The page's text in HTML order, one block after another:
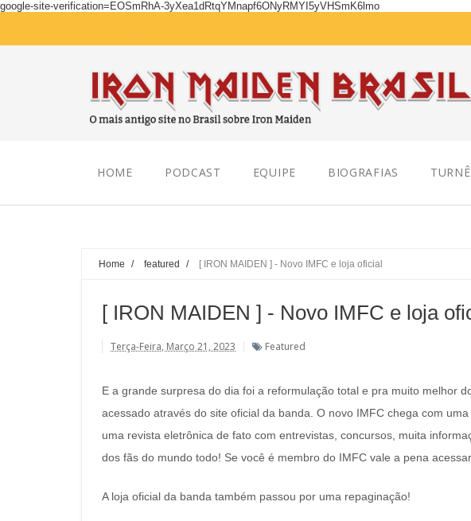
google-site-verification=EOSmRhA-3yXea1dRtqYMnapf6ONyRMYI5yVHSmK6lmo
HOME PODCAST EQUIPE BIOGRAFIAS TURNÊ
Home / featured / [ IRON MAIDEN ] - Novo IMFC e loja oficial
[ IRON MAIDEN ] - Novo IMFC e loja
Terça-Feira, Março 21, 2023 Featured
E a grande surpresa do dia foi a reformulação total e pra muito melhor
acessado através do site oficial da banda. O novo IMFC chega com
uma revista eletrônica de fato com entrevistas, concursos, muita
dos fãs do mundo todo! Se você é membro do IMFC vale a pena
A loja oficial da banda também passou por uma repaginação!